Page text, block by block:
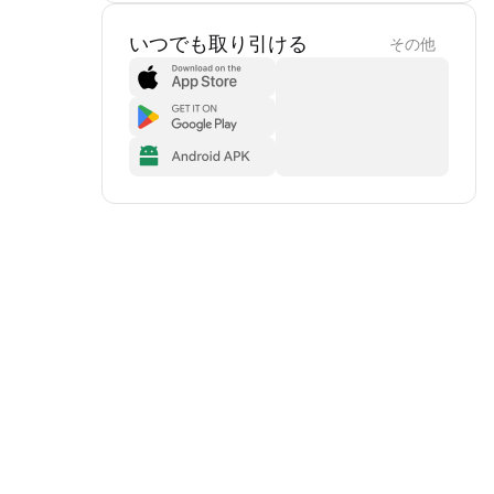
いつでも取り引ける その他